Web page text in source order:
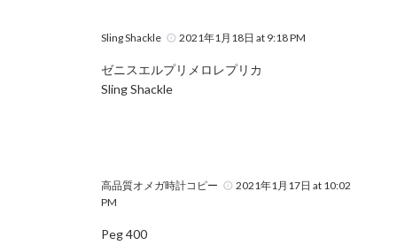
Sling Shackle 2021年1月18日 at 9:18 PM
ゼニスエルプリメロレプリカ
Sling Shackle
高品質オメガ時計コピー
2021年1月17日 at 10:02
PM
Peg 400